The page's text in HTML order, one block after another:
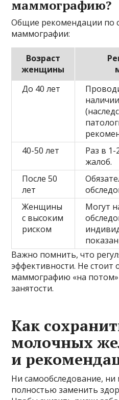
маммографию?
Общие рекомендации по
маммографии:
Возраст
женщины
До 40 лет
40-50 лет
Раз в 1-
жалоб.
После 50
лет
Женщины
с высоким
риском
Могут
Важно помнить, что
эффективности. Не стоит
маммографию «на потом»
занятости.
Как
молочных
и
Ни самообследование,
полностью заменить